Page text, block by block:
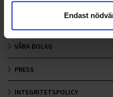
Endast
VÅRA BOLAG
PRESS
INTEGRITETSPOLICY